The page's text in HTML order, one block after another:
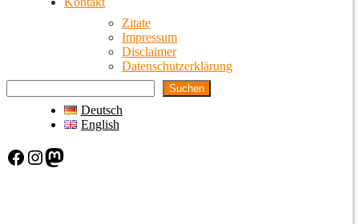
Zitate
Impressum
Disclaimer
Datenschutzerklärung
Suchen
Deutsch
English
Facebook Instagram Mastodon